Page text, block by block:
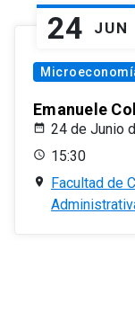
24 JUN
Emanuele
24 de Junio
15:30
Facultad de